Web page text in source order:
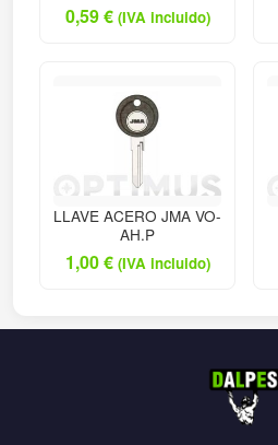
0,59€ (IVA incluido)
LLAVE ACERO JMA VO-
AH.P
1,00€ (IVA incluido)